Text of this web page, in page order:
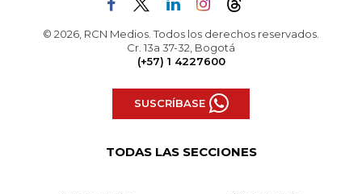
© 2026, RCN Medios. Todos los derechos reservados.
Cr. 13a 37-32, Bogotá
(+57) 1 4227600
SUSCRÍBASE
TODAS LAS SECCIONES